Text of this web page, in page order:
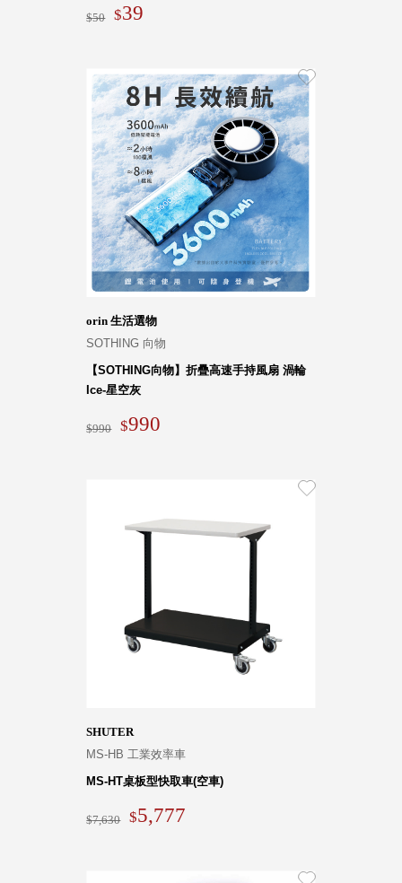
台灣 Verde
台灣 Lisscode
泰國
Chabatree
台灣 初芳宇
台灣 Love
Dear
台灣 只有蕨
台灣 Elevon 準
好拔
美膚傘
ROKA
Storage 世界
丹麥
Roommate
美國 Mordeco
台灣 日需百備
Dayneeds
台灣 Aholic
50 39
orin 生活選物
SOTHING 向物
【SOTHING向物】折疊高速手持風扇 渦輪
Ice-星空灰
990 990
SHUTER
MS-HB 工業效率車
MS-HT桌板型快取車(空車)
7,630 5,777